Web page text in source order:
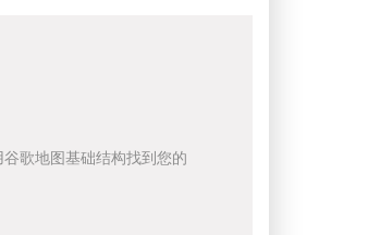
歌地图基础结构找到您的